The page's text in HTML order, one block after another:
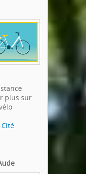
plus sur
Cité